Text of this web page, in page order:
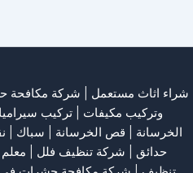
شراء اثاث مستعمل شركة مكافحة
وتركيب مكيفات | تركيب
الخرسانة | قص الخرسانة | سباك
حدائق
شركة تنظيف فلل